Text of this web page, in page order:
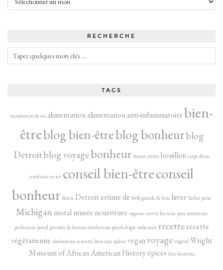
RECHERCHE
TAGS
acceptation de soi alimentation alimentation anti-inflammatoirebien-
êtreblog bien-êtreblog bonheurblog
Detroitblog voyagebonheur bonne année bouillon carpe diem
confiance en soi conseil bien-êtreconseil
bonheur detox Detroitestime de soi gueule de bois hiver lâcher prise
Michigan moral musée nourriture oignon ouvrir les yeux paix intérieure
perfection persil prendre de bonnes résolutions psychologie radis noir recette recette
végétarienne résolutions se sentir bien soja spleen veganvoyage végétal Wright
Museum of African American History épices être heureux